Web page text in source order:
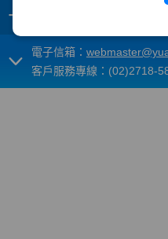
+
電子信箱：
客戶服務專線：(02)2718-